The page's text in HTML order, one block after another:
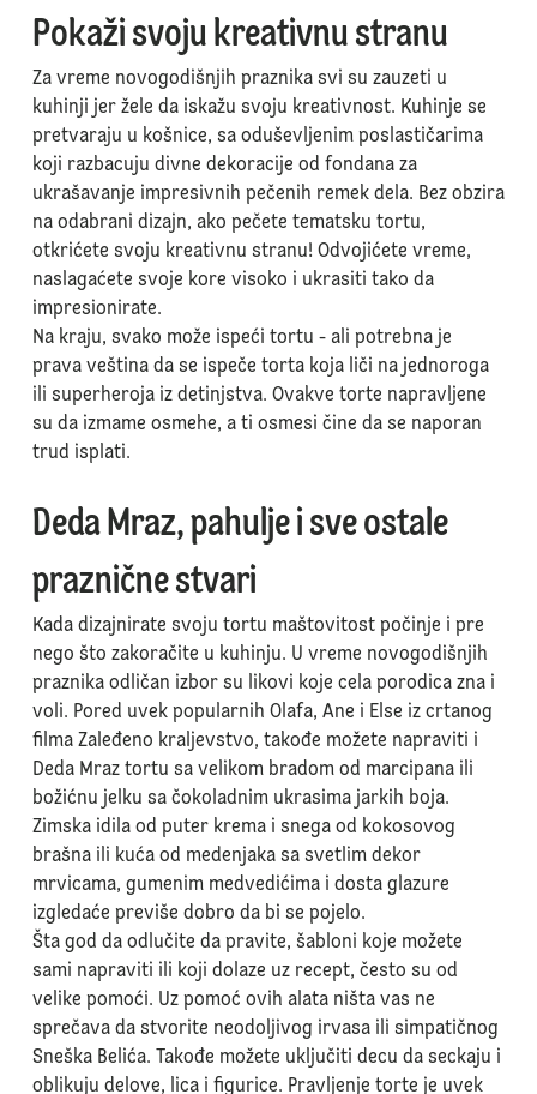
Pokaži svoju kreativnu stranu
Za vreme novogodišnjih praznika svi su zauzeti u
kuhinji jer žele da iskažu svoju kreativnost. Kuhinje se
pretvaraju u košnice, sa oduševljenim poslastičarima
koji razbacuju divne dekoracije od fondana za
ukrašavanje impresivnih pečenih remek dela. Bez obzira
na odabrani dizajn, ako pečete tematsku tortu,
otkrićete svoju kreativnu stranu! Odvojićete vreme,
naslagaćete svoje kore visoko i ukrasiti tako da
impresionirate.
Na kraju, svako može ispeći tortu - ali potrebna je
prava veština da se ispeče torta koja liči na jednoroga
ili superheroja iz detinjstva. Ovakve torte napravljene
su da izmame osmehe, a ti osmesi čine da se naporan
trud isplati.
Deda Mraz, pahulje i sve ostale
praznične stvari
Kada dizajnirate svoju tortu maštovitost počinje i pre
nego što zakoračite u kuhinju. U vreme novogodišnjih
praznika odličan izbor su likovi koje cela porodica zna i
voli. Pored uvek popularnih Olafa, Ane i Else iz crtanog
filma Zaleđeno kraljevstvo, takođe možete napraviti i
Deda Mraz tortu sa velikom bradom od marcipana ili
božićnu jelku sa čokoladnim ukrasima jarkih boja.
Zimska idila od puter krema i snega od kokosovog
brašna ili kuća od medenjaka sa svetlim dekor
mrvicama, gumenim medvedićima i dosta glazure
izgledaće previše dobro da bi se pojelo.
Šta god da odlučite da pravite, šabloni koje možete
sami napraviti ili koji dolaze uz recept, često su od
velike pomoći. Uz pomoć ovih alata ništa vas ne
sprečava da stvorite neodoljivog irvasa ili simpatičnog
Sneška Belića. Takođe možete uključiti decu da seckaju i
oblikuju delove, lica i figurice. Pravljenje torte je uvek